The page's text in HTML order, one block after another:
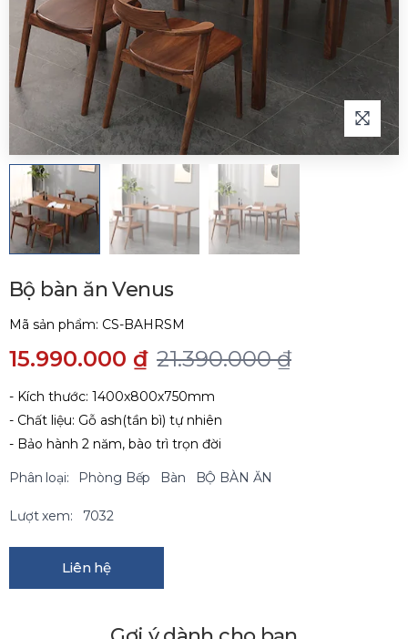
Bộ bàn ăn Venus
Mã sản phẩm: CS-BAHRSM
15.990.000 ₫ 21.390.000 ₫
- Kích thước: 1400x800x750mm
- Chất liệu: Gỗ ash(tần bì) tự nhiên
- Bảo hành 2 năm, bào trì trọn đời
Phân loại: Phòng Bếp Bàn BỘ BÀN ĂN
Lượt xem: 7032
Liên hệ